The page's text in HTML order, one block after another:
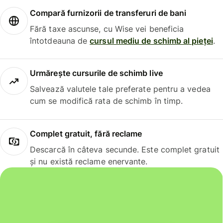
Compară furnizorii de transferuri de bani
Fără taxe ascunse, cu Wise vei beneficia
întotdeauna decursul mediu de schimb al pieței.
Urmărește cursurile de schimb live
Salvează valutele tale preferate pentru a vedea
cum se modifică rata de schimb în timp.
Complet gratuit, fără reclame
Descarcă în câteva secunde. Este complet gratuit
și nu există reclame enervante.